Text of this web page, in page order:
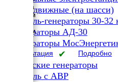
Ширина
1200 мм
1500 мм
Консультация
Подробно
Передвижные (на шасси)
Дизель-генераторы 30-32
Генераторы АД-30
Генераторы
✔
Российские генераторы
Дизель с АВР